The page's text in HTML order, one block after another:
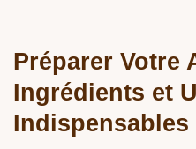
Préparer Votre
Ingrédients et
Indispensables